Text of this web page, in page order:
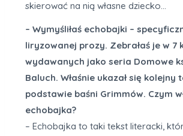
skierować na nią własne dziecko…
– Wymyśliłaś echobajki –
liryzowanej prozy. Zebrałaś je w 7
wydawanych jako seria Domowe
Baluch. Właśnie ukazał się kolejny
podstawie baśni Grimmów. Czym
echobajka?
– Echobajka to taki tekst literacki,